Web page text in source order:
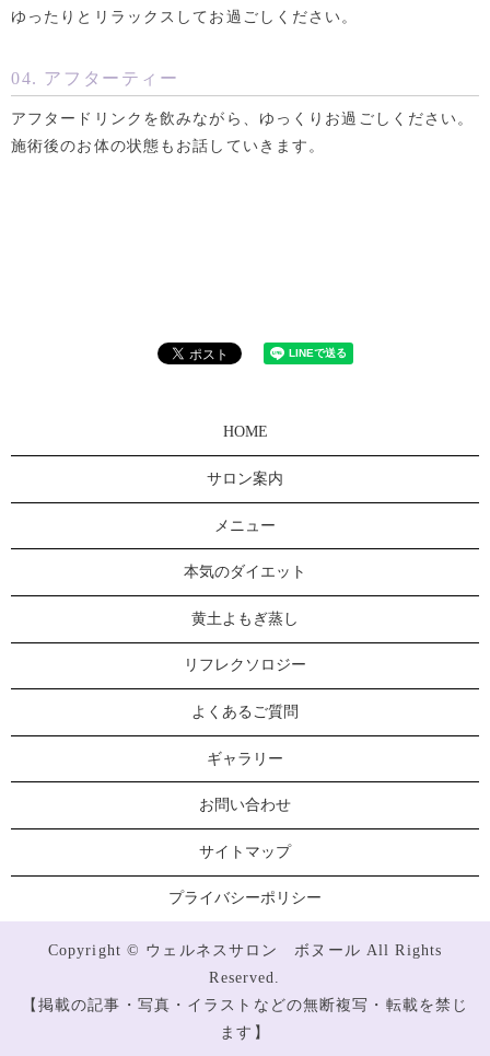
ゆったりとリラックスしてお過ごしください。
04. アフターティー
アフタードリンクを飲みながら、ゆっくりお過ごしください。
施術後のお体の状態もお話していきます。
HOME
サロン案内
メニュー
本気のダイエット
黄土よもぎ蒸し
リフレクソロジー
よくあるご質問
ギャラリー
お問い合わせ
サイトマップ
プライバシーポリシー
Copyright © ウェルネスサロン ボヌール All Rights
Reserved.
【掲載の記事・写真・イラストなどの無断複写・転載を禁じ
ます】